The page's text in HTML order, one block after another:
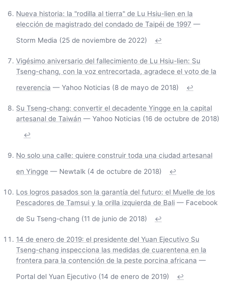
Nueva historia: la "rodilla al tierra" de Lu Hsiu-lien en la
elección de magistrado del condado de Taipéi de 1997 —
Storm Media (25 de noviembre de 2022)
↩
Vigésimo aniversario del fallecimiento de Lu Hsiu-lien: Su
Tseng-chang, con la voz entrecortada, agradece el voto de la
reverencia — Yahoo Noticias (8 de mayo de 2018) ↩
Su Tseng-chang: convertir el decadente Yingge en la capital
artesanal de Taiwán — Yahoo Noticias (16 de octubre de 2018)
↩
No solo una calle: quiere construir toda una ciudad artesanal
en Yingge — Newtalk (4 de octubre de 2018) ↩
Los logros pasados son la garantía del futuro: el Muelle de los
Pescadores de Tamsui y la orilla izquierda de Bali — Facebook
de Su Tseng-chang (11 de junio de 2018)
↩
14 de enero de 2019: el presidente del Yuan Ejecutivo Su
Tseng-chang inspecciona las medidas de cuarentena en la
frontera para la contención de la peste porcina africana —
Portal del Yuan Ejecutivo (14 de enero de 2019)
↩